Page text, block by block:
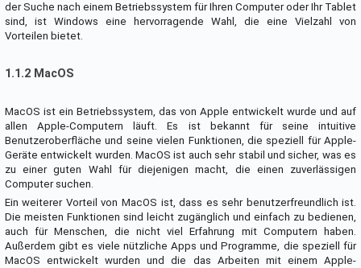
der Suche nach einem Betriebssystem für Ihren Computer oder Ihr Tablet
sind, ist Windows eine hervorragende Wahl, die eine Vielzahl von
Vorteilen bietet.
1.1.2 MacOS
MacOS ist ein Betriebssystem, das von Apple entwickelt wurde und auf
allen Apple-Computern läuft. Es ist bekannt für seine intuitive
Benutzeroberfläche und seine vielen Funktionen, die speziell für Apple-
Geräte entwickelt wurden. MacOS ist auch sehr stabil und sicher, was es
zu einer guten Wahl für diejenigen macht, die einen zuverlässigen
Computer suchen.
Ein weiterer Vorteil von MacOS ist, dass es sehr benutzerfreundlich ist.
Die meisten Funktionen sind leicht zugänglich und einfach zu bedienen,
auch für Menschen, die nicht viel Erfahrung mit Computern haben.
Außerdem gibt es viele nützliche Apps und Programme, die speziell für
MacOS entwickelt wurden und die das Arbeiten mit einem Apple-